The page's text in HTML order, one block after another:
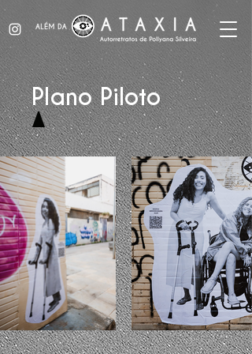
Plano Piloto